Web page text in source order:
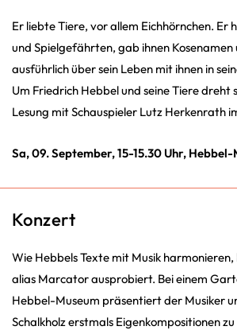
Er liebte Tiere, vor allem Eichhörnchen. Er
und Spielgefährten, gab ihnen Kosenamen
ausführlich über sein Leben mit ihnen in
Um Friedrich Hebbel und seine Tiere dreht
Lesung mit Schauspieler Lutz Herkenrath
Sa, 09. September, 15-15.30 Uhr, Hebbel-
Konzert
Wie Hebbels Texte mit Musik
alias Marcator ausprobiert. Bei einem
Hebbel-Museum präsentiert der Musiker
Schalkholz erstmals Eigenkompositionen